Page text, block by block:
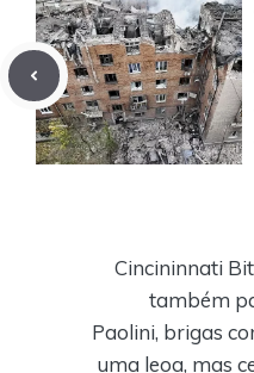
Cincininnati
também
Paolini, brigas
uma leoa, mas